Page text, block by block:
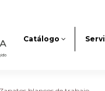
Catálogo